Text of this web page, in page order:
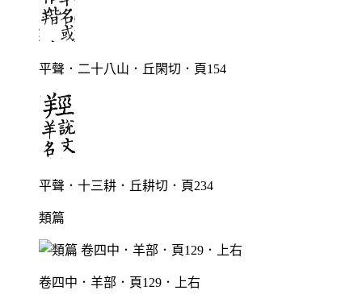
平聲．二十八山．丘閑切．頁154
平聲．十三耕．丘耕切．頁234
類篇
卷四中．羊部．頁129．上右